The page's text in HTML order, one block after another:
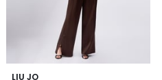
LIU JO